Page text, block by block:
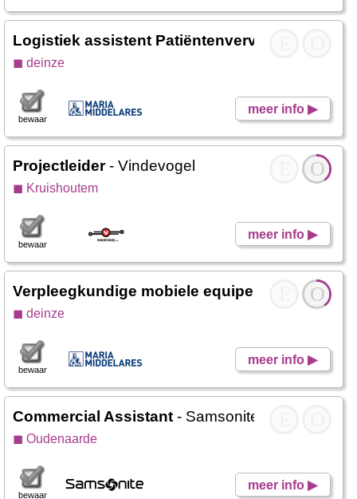
Logistiek assistent Patiëntenvervoer
◼ deinze
meer info ▶
bewaar
O
Projectleider- Vindevogel
◼ Kruishoutem
meer info ▶
bewaar
O
Verpleegkundige mobiele equipe - AZ Maria
◼ deinze
meer info ▶
bewaar
Commercial Assistant - Samsonite
◼ Oudenaarde
meer info ▶
bewaar